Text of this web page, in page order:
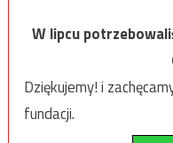
W lipcu
Dziękujemy! i
fundacji.